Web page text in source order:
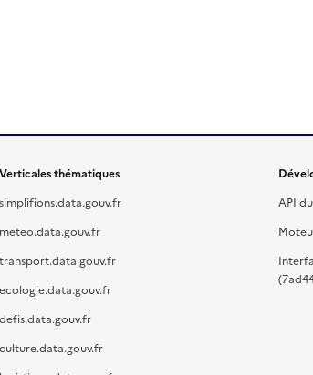
Verticales thématiques
simplifions.data.gouv.fr
meteo.data.gouv.fr
transport.data.gouv.fr
ecologie.data.gouv.fr
defis.data.gouv.fr
culture.data.gouv.fr
API